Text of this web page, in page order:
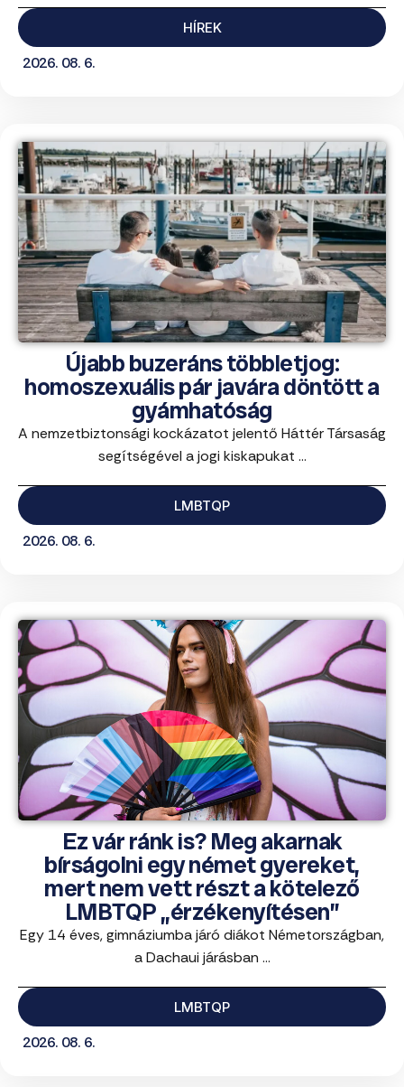
HÍREK
2026. 08. 6.
Újabb buzeráns többletjog:
homoszexuális pár javára döntött a
gyámhatóság
A nemzetbiztonsági kockázatot jelentő Háttér Társaság
segítségével a jogi kiskapukat ...
LMBTQP
2026. 08. 6.
Ez vár ránk is? Meg akarnak
bírságolni egy német gyereket,
mert nem vett részt a kötelező
LMBTQP „érzékenyítésen”
Egy 14 éves, gimnáziumba járó diákot Németországban,
a Dachaui járásban ...
LMBTQP
2026. 08. 6.